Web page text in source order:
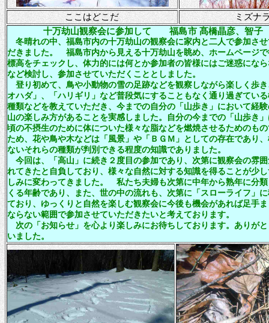
ここはどこだ
ミズナ
十万劫山観察会に参加して
福島市 髙橋晶彦、智子
冬晴れの中、福島市内の十万劫山の観察会に家内と二人で参加さ
だきました。
福島市内から見える十万劫山を眺め、ホームページ
標高をチェックし、体力的には何とか参加者の皆様にはご迷惑にな
など検討し、参加させていただくこととしました。
登り初めて、鳥や小動物の雪の足跡などを観察しながら楽しく歩
オハダ」、「ハリギリ」など普段気にすることもなく通り過ぎてい
種類などを教えていただき、今までの自分の「山歩き」において経
山の楽しみ方があることを実感しました。自分の今までの「山歩き
頃の不摂生のために体についた様々な脂などを燃焼させるためのも
ため、花や鳥や木などは「風景」や「ＢＧＭ」としての存在であり
ないそれらの種類が判別できる程度の知識でありました。
今回は、「高山」に続き２度目の参加であり、次第に観察会の雰
れてきたと自負しており、様々な自然に対する知識を得ることが少
しみに変わってきました。 私たち夫婦も次第に中年から熟年に分
くる年齢であり、また、世の中の流れも、次第に「スローライフ」
ており、ゆっくりと自然を楽しむ観察会に今後も機会があれば足手
ならない範囲で参加させていただきたいと考えております。
次の「お知らせ」を心より楽しみにお待ちしております。ありが
いました。